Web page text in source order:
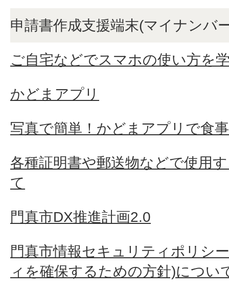
申請書作成支援端末(マイナンバ
ご自宅などでスマホの使い方を
かどまアプリ
写真で簡単！かどまアプリで食
各種証明書や郵送物などで使用
て
門真市DX推進計画2.0
門真市情報セキュリティポリシ
ィを確保するための方針)につい